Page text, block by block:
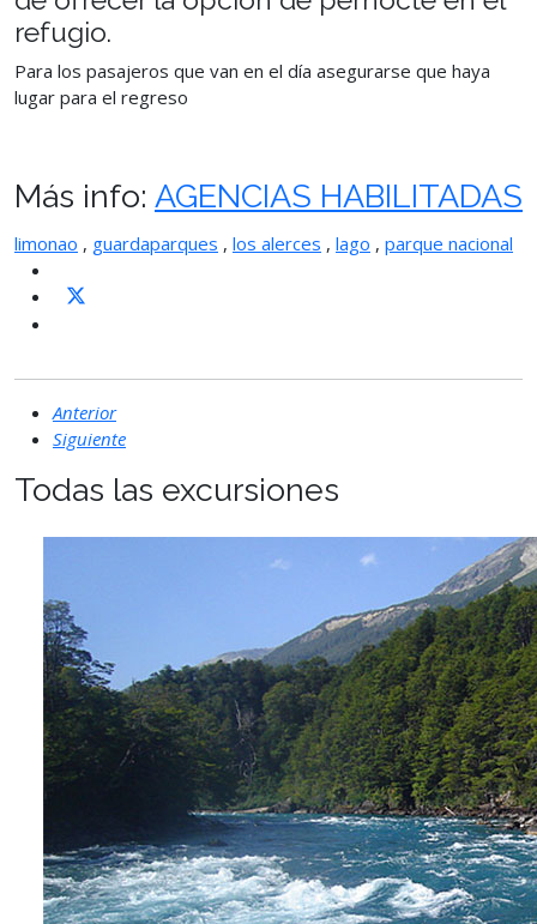
refugio.
Para los pasajeros que van en el día asegurarse que haya
lugar para el regreso
Más info: AGENCIAS HABILITADAS
limonao , guardaparques , los alerces , lago , parque nacional
Anterior
Siguiente
Todas las excursiones